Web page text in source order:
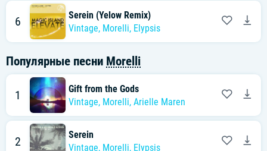
6
Serein (Yelow Remix)
Vintage, Morelli, Elypsis
Популярные песни Morelli
1
Gift from the Gods
Vintage, Morelli, Arielle Maren
2
Serein
Vintage, Morelli, Elypsis